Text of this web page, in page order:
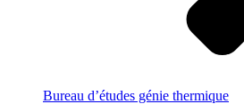
Bureau d’études génie thermique